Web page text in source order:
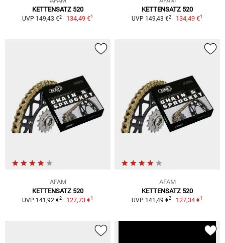
KETTENSATZ 520
UVP 149,43 €2 134,49 €1
KETTENSATZ 520
UVP 149,43 €2 134,49 €1
AFAM
KETTENSATZ 520
UVP 141,92 €2 127,73 €1
AFAM
KETTENSATZ 520
UVP 141,49 €2 127,34 €1